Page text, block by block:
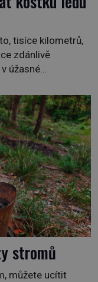
tisíce kilometrů,
zdánlivě
úžasné
přichází s
dopravit ze
stromů
můžete ucítit